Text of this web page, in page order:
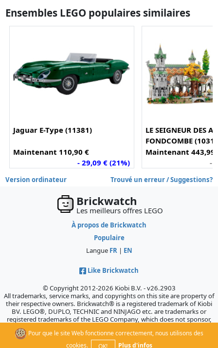
Ensembles LEGO populaires similaires
Jaguar E-Type (11381)
Maintenant 110,90 €
- 29,09 € (21%)
LE SEIGNEUR DES
FONDCOMBE
Maintenant 443,99
-
Version ordinateur Trouvé un erreur / Suggestions?
Pour que le site Web fonctionne correctement, nous utilisons des
cookies.
OK! Plus d'infos
Brickwatch
Les meilleurs offres LEGO
À propos de Brickwatch
Populaire
Langue FR | EN
Like Brickwatch
© Copyright 2012-2026 Kiobi B.V. - v26.2903
All trademarks, service marks, and copyrights on this site are property of
their respective owners. Brickwatch® is a registered trademark of Kiobi
BV. LEGO®, DUPLO, TECHNIC and NINJAGO etc. are trademarks or
registered trademarks of the LEGO Company, which does not sponsor,